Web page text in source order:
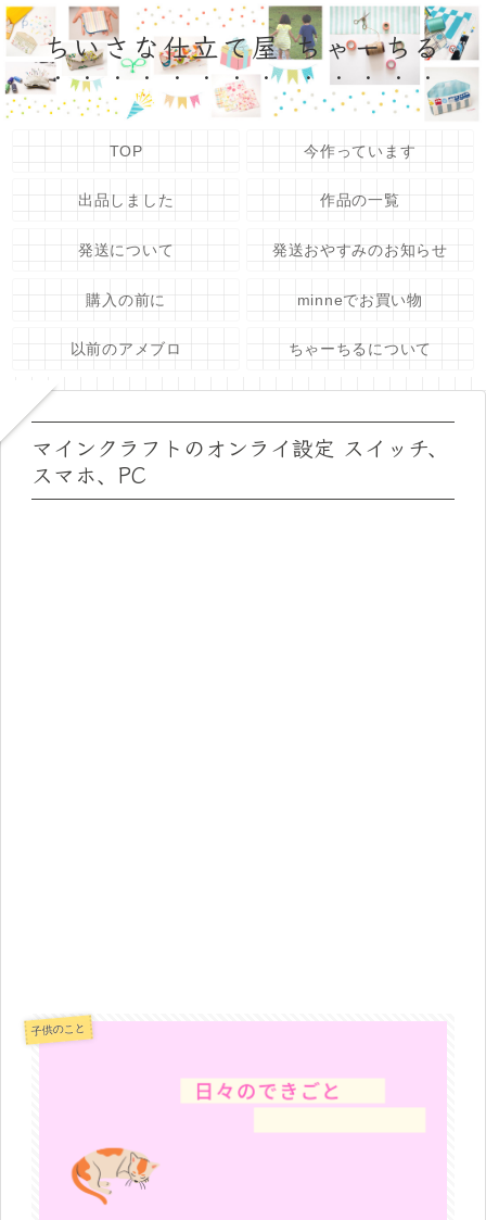
ちいさな仕立て屋 ちゃーちる
TOP 今作っています
出品しました 作品の一覧
発送について 発送おやすみのお知らせ
購入の前に minneでお買い物
以前のアメブロ ちゃーちるについて
マインクラフトのオンライ設定 スイッチ、
スマホ、PC
子供のこと